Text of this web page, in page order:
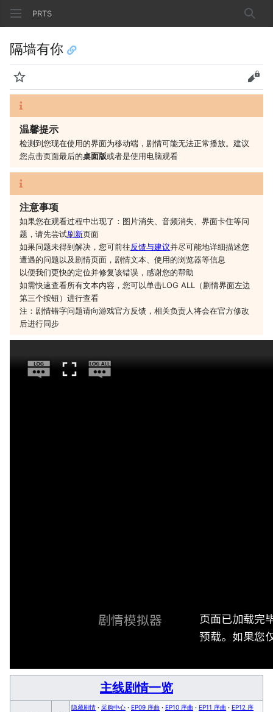
PRTS 搜索
隔墙有你
监视 查看
温馨提示
检测到您现在使用的界面为移动端，剧情可能无法正常播放。建议
您点击页面最后的桌面版或者是使用电脑观看
注意事项
如果您在观看过程中出现了：图片消失、音频消失、界面卡住等问
题，请先尝试刷新页面
如果问题未得到解决，您可前往反馈与建议并尽可能地详细描述您
遭遇的问题以及剧情页面，剧情文本、使用的浏览器等信息
以便我们更快的定位并修复该错误，感谢您的帮助
如需快速查看所有文本内容，您可以单击LOG ALL（剧情界面左边
第三个按钮）进行查看
注：剧情错字问题请向游戏官方反馈，相关负责人将会在官方修改
后进行同步
剧情模拟器
页面已加载完
预载。如果您
主线剧情一览
隐藏剧情 · 采购中心 · EP09 序曲 · EP10 序曲 · EP11 序曲 · EP12 序